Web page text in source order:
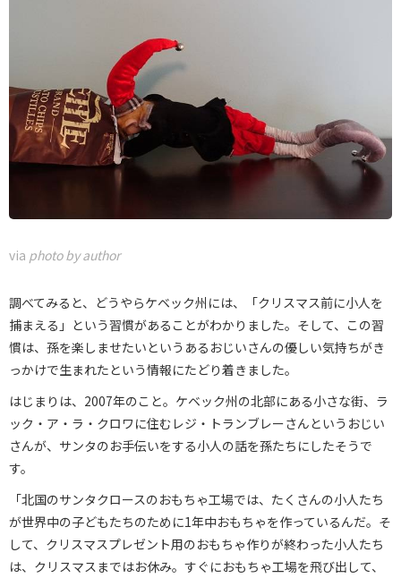
via photo by author
調べてみると、どうやらケベック州には、「クリスマス前に小人を
捕まえる」という習慣があることがわかりました。そして、この習
慣は、孫を楽しませたいというあるおじいさんの優しい気持ちがき
っかけで生まれたという情報にたどり着きました。
はじまりは、2007年のこと。ケベック州の北部にある小さな街、ラ
ック・ア・ラ・クロワに住むレジ・トランブレーさんというおじい
さんが、サンタのお手伝いをする小人の話を孫たちにしたそうで
す。
「北国のサンタクロースのおもちゃ工場では、たくさんの小人たち
が世界中の子どもたちのために1年中おもちゃを作っているんだ。そ
して、クリスマスプレゼント用のおもちゃ作りが終わった小人たち
は、クリスマスまではお休み。すぐにおもちゃ工場を飛び出して、